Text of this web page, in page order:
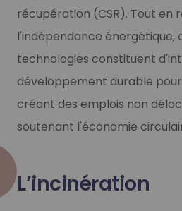
récupération (CSR). Tout en
l'indépendance énergétique,
technologies constituent
développement durable
créant des emplois non
soutenant l'économie
L’incinération